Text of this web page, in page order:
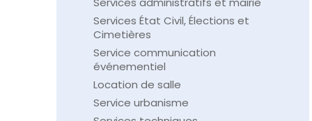
Services État Civil, Élections et
Cimetières
Service communication
événementiel
Location de salle
Service urbanisme